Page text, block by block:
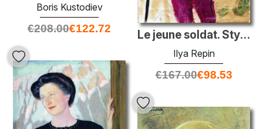
Boris Kustodiev
€208.00€122.72 Le jeune soldat. Style parisien
Ilya Repin
€167.00€98.53